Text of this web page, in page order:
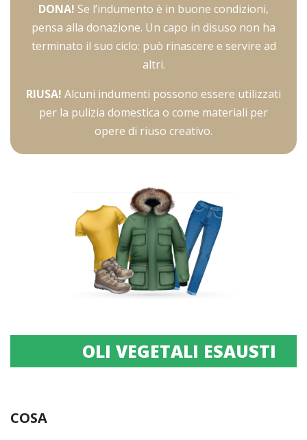
DONA! Se l’indumento è in buone condizioni,
pensa alla donazione. Un capo in disuso non ha
terminato il suo ciclo: può rinascere e servire ad
altri.
RIUSA! Alcuni indumenti possono essere utilizzati
per la pulizia domestica o come materiali per
opere di riuso creativo.
OLI VEGETALI ESAUSTI
COSA